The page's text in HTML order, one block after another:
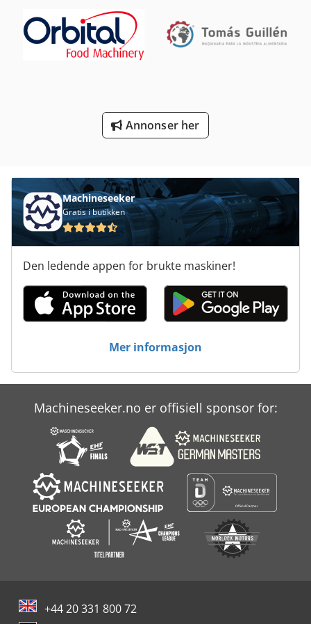
Tre Maskin
Tre Maskinering Senter
Vaskemaskin Av
Annonser her
Machineseeker
Gratis i butikken
Den ledende appen for brukte maskiner!
Mer informasjon
Machineseeker.no er offisiell sponsor for:
+44 20 331 800 72